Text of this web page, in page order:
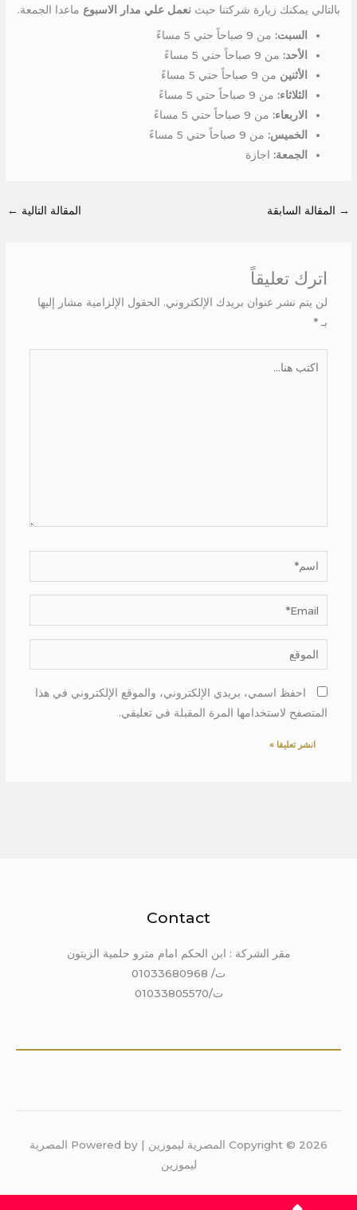
بالتالي يمكنك زيارة شركتنا حيثنعمل علي مدار الاسبوع ماعدا الجمعة.
السبت: من 9 صباحاً حتي 5 مساءً
الأحد: من 9 صباحاً حتي 5 مساءً
الأثنين من 9 صباحاً حتي 5 مساءً
الثلاثاء: من 9 صباحاً حتي 5 مساءً
الاربعاء: من 9 صباحاً حتي 5 مساءً
الخميس: من 9 صباحاً حتي 5 مساءً
الجمعة: اجازة
→ المقالة السابقة المقالة التالية ←
اترك تعليقاً
لن يتم نشر عنوان بريدك الإلكتروني. الحقول الإلزامية مشار إليها
بـ *
اسم*
Email*
الموقع
احفظ اسمي، بريدي الإلكتروني، والموقع الإلكتروني في هذا
المتصفح لاستخدامها المرة المقبلة في تعليقي.
Contact
مقر الشركة : ابن الحكم امام مترو حلمية الزيتون
ت/ 01033680968
ت/01033805570
Copyright © 2026 المصرية ليموزين | Powered by المصرية
ليموزين